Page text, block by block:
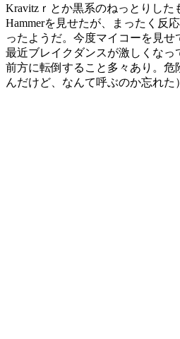
Kravitzｒとか黒系のねっとりした
Hammerを見せたが、まったく反
ったようだ。今度マイコーを見せ
最近ブレイクダンスが激しくなっ
前方に転倒すること多々あり。危
んだけど、なんて呼ぶのか忘れた）